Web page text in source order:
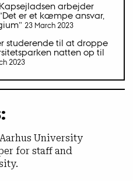
arbejder
er et kæmpe ansvar,
23 March 2023
studerende til at droppe
natten op til
2023
University
for staff and